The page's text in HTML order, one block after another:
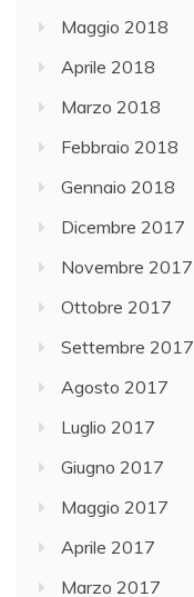
Maggio 2018
Aprile 2018
Marzo 2018
Febbraio 2018
Gennaio 2018
Dicembre 2017
Novembre 2017
Ottobre 2017
Settembre 2017
Agosto 2017
Luglio 2017
Giugno 2017
Maggio 2017
Aprile 2017
Marzo 2017